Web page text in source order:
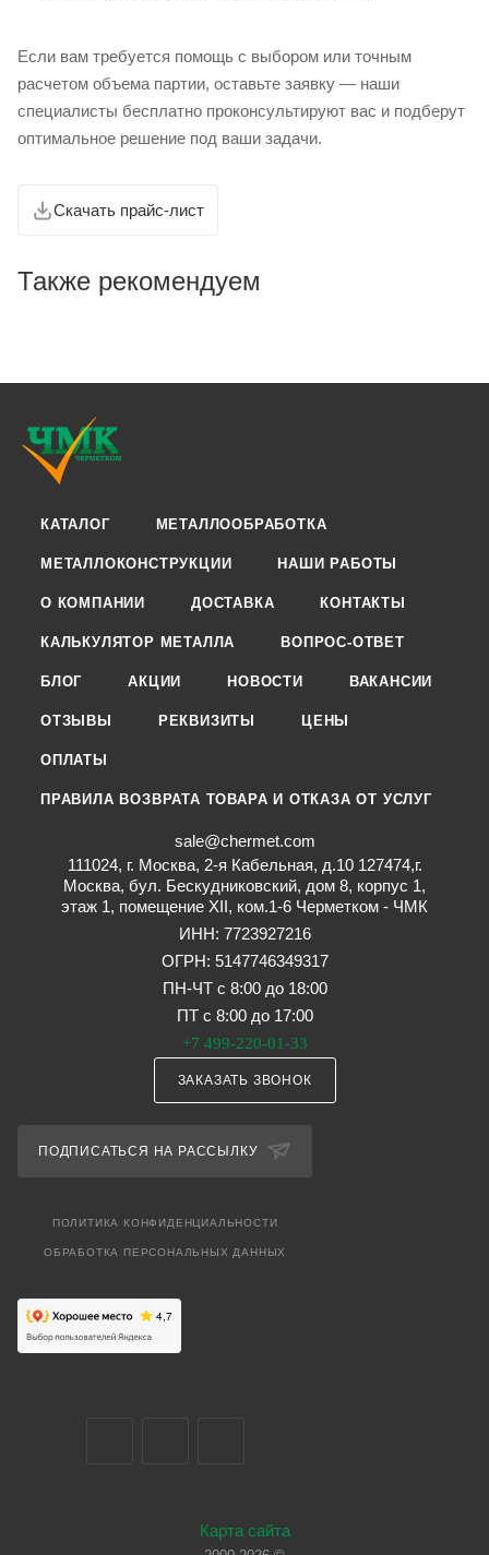
Если вам требуется помощь с выбором или точным
расчетом объема партии, оставьте заявку — наши
специалисты бесплатно проконсультируют вас и подберут
оптимальное решение под ваши задачи.
Скачать прайс-лист
Также рекомендуем
КАТАЛОГ МЕТАЛЛООБРАБОТКА
МЕТАЛЛОКОНСТРУКЦИИ НАШИ РАБОТЫ
О КОМПАНИИ ДОСТАВКА КОНТАКТЫ
КАЛЬКУЛЯТОР МЕТАЛЛА ВОПРОС-ОТВЕТ
БЛОГ АКЦИИ НОВОСТИ ВАКАНСИИ
ОТЗЫВЫ РЕКВИЗИТЫ ЦЕНЫ
ОПЛАТЫ
ПРАВИЛА ВОЗВРАТА ТОВАРА И ОТКАЗА ОТ УСЛУГ
sale@chermet.com
111024, г. Москва, 2-я Кабельная, д.10 127474,г.
Москва, бул. Бескудниковский, дом 8, корпус 1,
этаж 1, помещение XII, ком.1-6 Черметком - ЧМК
ИНН: 7723927216
ОГРН: 5147746349317
ПН-ЧТ с 8:00 до 18:00
ПТ с 8:00 до 17:00
+7 499-220-01-33
ЗАКАЗАТЬ ЗВОНОК
ПОДПИСАТЬСЯ НА РАССЫЛКУ
ПОЛИТИКА КОНФИДЕНЦИАЛЬНОСТИ
ОБРАБОТКА ПЕРСОНАЛЬНЫХ ДАННЫХ
Карта сайта